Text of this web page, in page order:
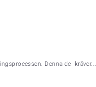
Denna del kräver...